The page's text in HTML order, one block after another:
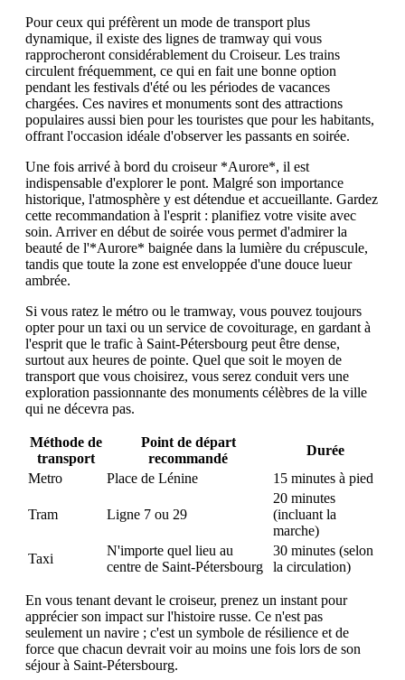
Pour ceux qui préfèrent un mode de transport plus
dynamique, il existe des lignes de tramway qui vous
rapprocheront considérablement du Croiseur. Les trains
circulent fréquemment, ce qui en fait une bonne option
pendant les festivals d'été ou les périodes de vacances
chargées. Ces navires et monuments sont des attractions
populaires aussi bien pour les touristes que pour les habitants,
offrant l'occasion idéale d'observer les passants en soirée.
Une fois arrivé à bord du croiseur *Aurore*, il est
indispensable d'explorer le pont. Malgré son importance
historique, l'atmosphère y est détendue et accueillante. Gardez
cette recommandation à l'esprit : planifiez votre visite avec
soin. Arriver en début de soirée vous permet d'admirer la
beauté de l'*Aurore* baignée dans la lumière du crépuscule,
tandis que toute la zone est enveloppée d'une douce lueur
ambrée.
Si vous ratez le métro ou le tramway, vous pouvez toujours
opter pour un taxi ou un service de covoiturage, en gardant à
l'esprit que le trafic à Saint-Pétersbourg peut être dense,
surtout aux heures de pointe. Quel que soit le moyen de
transport que vous choisirez, vous serez conduit vers une
exploration passionnante des monuments célèbres de la ville
qui ne décevra pas.
Méthode de
transport
Point de départ
recommandé
Durée
Metro
Place de Lénine 15 minutes à pied
Tram Ligne 7 ou 29
20 minutes
(incluant la
marche)
Taxi
N'importe quel lieu au
centre de Saint-Pétersbourg
30 minutes (selon
la circulation)
En vous tenant devant le croiseur, prenez un instant pour
apprécier son impact sur l'histoire russe. Ce n'est pas
seulement un navire ; c'est un symbole de résilience et de
force que chacun devrait voir au moins une fois lors de son
séjour à Saint-Pétersbourg.